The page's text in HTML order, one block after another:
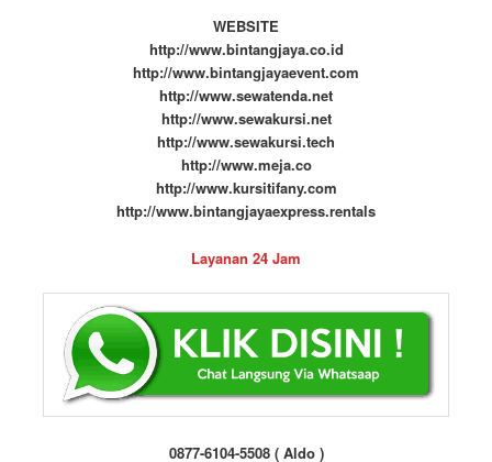
WEBSITE
http://www.bintangjaya.co.id
http://www.bintangjayaevent.com
http://www.sewatenda.net
http://www.sewakursi.net
http://www.sewakursi.tech
http://www.meja.co
http://www.kursitifany.com
http://www.bintangjayaexpress.rentals
Layanan 24 Jam
0877-6104-5508 ( Aldo )